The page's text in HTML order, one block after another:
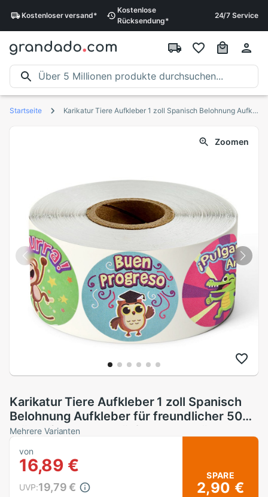
Kostenloserversand*
Kostenlose
Rücksendung*
24/7 Service
Startseite Karikatur Tiere Aufkleber 1 zoll Spanisch Belohnung Aufkleber für freundlicher 500 stücke/rolle 8 Entwürfe Beweggründe Nette Aufkleber
Zoomen
Karikatur Tiere Aufkleber 1 zoll Spanisch
Belohnung Aufkleber für freundlicher 500
stücke/rolle 8 Entwürfe Beweggründe
Mehrere Varianten
von
16,89 €
UVP:19,79 €
SPARE
2,90 €